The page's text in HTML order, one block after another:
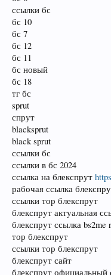
ссылки бс
бс 10
бс 7
бс 12
бс 11
бс новый
бс 18
тг бс
sprut
спрут
blacksprut
black sprut
ссылки бс
ссылки в бс 2024
ссылка на блекспрут
рабочая ссылка
ссылки тор блекспрут
блекспрут актуальная
блекспрут ссылка bs2me
тор блекспрут
ссылки тор блекспрут
блекспрут сайт
блекспрут официальный